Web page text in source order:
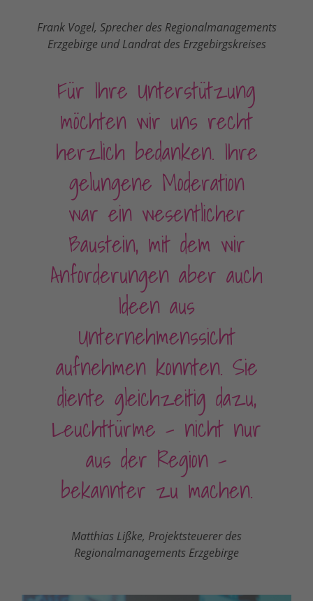
Frank Vogel, Sprecher des Regionalmanagements
Erzgebirge und Landrat des Erzgebirgskreises
Für Ihre Unterstützung
möchten wir uns recht
herzlich bedanken. Ihre
gelungene Moderation
war ein wesentlicher
Baustein, mit dem wir
Anforderungen aber auch
Ideen aus
Unternehmenssicht
aufnehmen konnten. Sie
diente gleichzeitig dazu,
Leuchttürme – nicht nur
aus der Region -
bekannter zu machen.
Matthias Lißke, Projektsteuerer des
Regionalmanagements Erzgebirge